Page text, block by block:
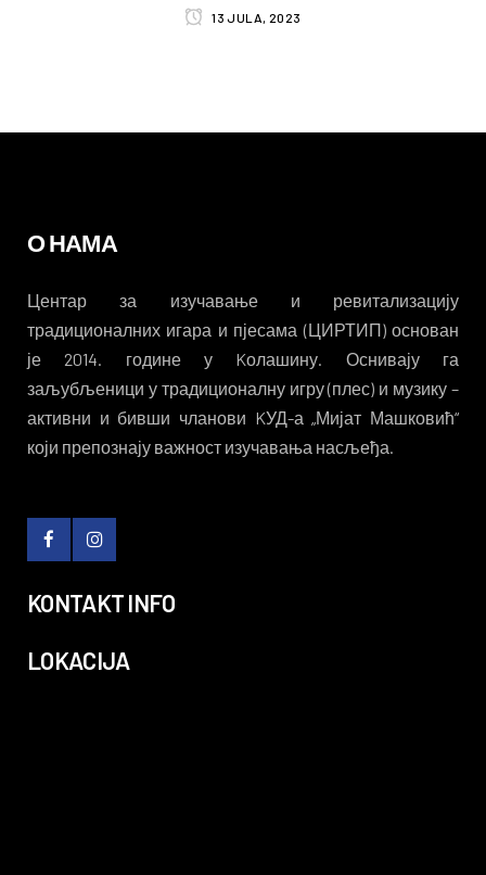
13 JULA, 2023
О НАМА
Центар за изучавање и ревитализацију
традиционалних игара и пјесама (ЦИРТИП) основан
је 2014. године у Kолашину. Оснивају га
заљубљеници у традиционалну игру (плес) и музику –
активни и бивши чланови KУД-а „Мијат Машковић“
који препознају важност изучавања насљеђа.
KONTAKT INFO
LOKACIJA